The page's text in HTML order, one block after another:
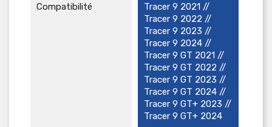
Compatibilité
Tracer 9 2021 //
Tracer 9 2022 //
Tracer 9 2023 //
Tracer 9 2024 //
Tracer 9 GT 2021 //
Tracer 9 GT 2022 //
Tracer 9 GT 2023 //
Tracer 9 GT 2024 //
Tracer 9 GT+ 2023 //
Tracer 9 GT+ 2024